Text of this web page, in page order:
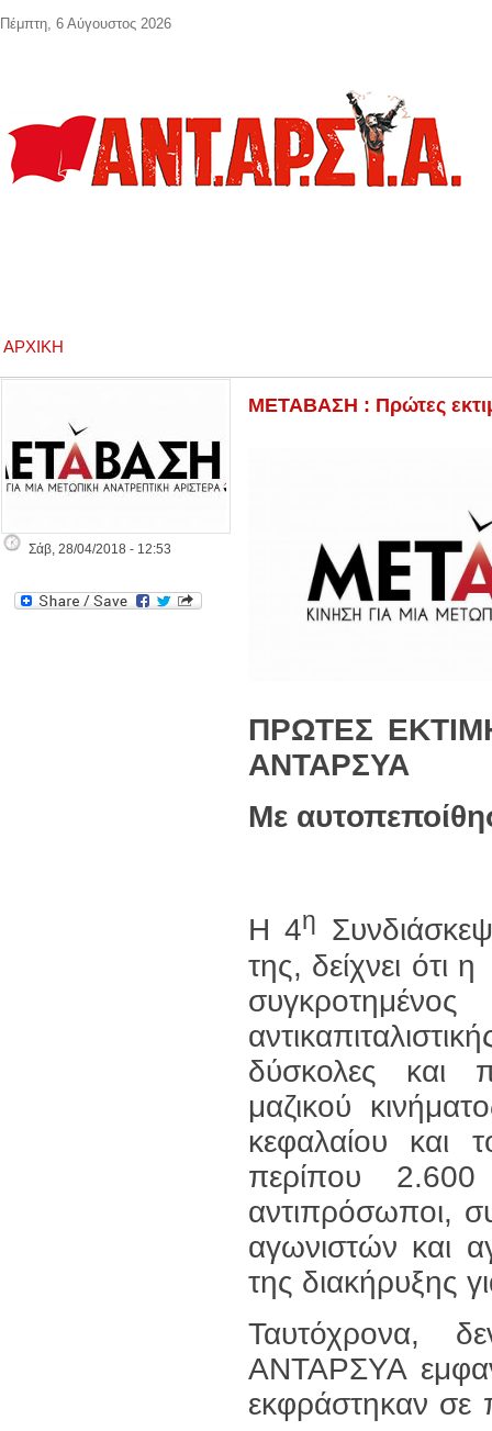
ΑΡΧΙΚΉ
Σάβ, 28/04/2018 - 12:53
ΜΕΤΑΒΑΣΗ : Πρώτες
ΠΡΩΤΕΣ
ΑΝΤΑΡΣΥΑ
Με
Η 4η
της, δείχνει
δύσκολες και
μαζικού
κεφαλαίου και
περίπου
αντιπρόσωποι,
αγωνιστών και
της διακήρυξης
Ταυτόχρονα,
ΑΝΤΑΡΣΥΑ
εκφράστηκαν σε
Πέμπτη, 6 Αύγουστος 2026